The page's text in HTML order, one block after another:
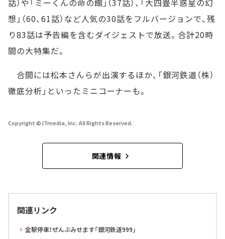
話）や「ミーくんの命の館」（37話）、「大四畳半惑星の幻
想」（60、61話）など人気の30話をフルバージョンで、残
り83話は予告編を含むダイジェストで放送。合計20時
間の大特集だ。
合間には松本さんらが出演するほか、「銀河鉄道（株）
徹底分析」といったミニコーナーも。
Copyright © ITmedia, Inc. All Rights Reserved.
関連情報
関連リンク
全駅停車！ぜんぶみせます「銀河鉄道999」